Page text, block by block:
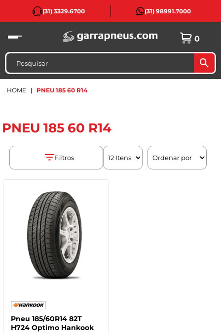
(31) 3329.6700 (31) 98991.7000
0
HOME PNEU 185 60 R14
PNEU 185 60 R14
Filtros
Pneu 185/60R14 82T
H724 Optimo Hankook